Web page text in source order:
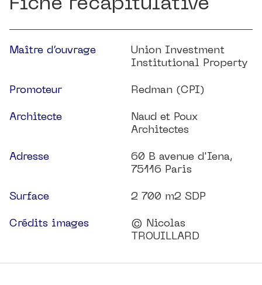
Maître d’ouvrage
Union Investment
Institutional Property
Promoteur Redman (CPI)
Architecte
Naud et Poux
Architectes
Adresse
60 B avenue d'Iena,
75116 Paris
Surface 2 700 m2 SDP
Crédits images
© Nicolas
TROUILLARD